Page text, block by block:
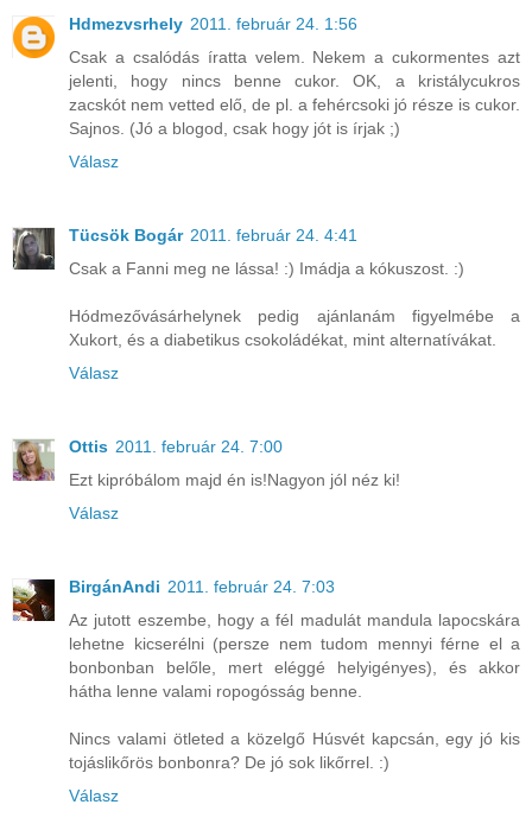
Hdmezvsrhely 2011. február 24. 1:56
Csak a csalódás íratta velem. Nekem a cukormentes azt
jelenti, hogy nincs benne cukor. OK, a kristálycukros
zacskót nem vetted elő, de pl. a fehércsoki jó része is cukor.
Sajnos. (Jó a blogod, csak hogy jót is írjak ;)
Válasz
Tücsök Bogár 2011. február 24. 4:41
Csak a Fanni meg ne lássa! :) Imádja a kókuszost. :)
Hódmezővásárhelynek pedig ajánlanám figyelmébe a
Xukort, és a diabetikus csokoládékat, mint alternatívákat.
Válasz
Ottis 2011. február 24. 7:00
Ezt kipróbálom majd én is!Nagyon jól néz ki!
Válasz
BirgánAndi 2011. február 24. 7:03
Az jutott eszembe, hogy a fél madulát mandula lapocskára
lehetne kicserélni (persze nem tudom mennyi férne el a
bonbonban belőle, mert eléggé helyigényes), és akkor
hátha lenne valami ropogósság benne.
Nincs valami ötleted a közelgő Húsvét kapcsán, egy jó kis
tojáslikőrös bonbonra? De jó sok likőrrel. :)
Válasz